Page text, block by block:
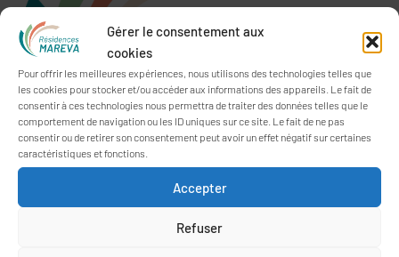
Gérer le consentement aux
cookies
Pour offrir les meilleures expériences, nous utilisons des technologies telles que
les cookies pour stocker et/ou accéder aux informations des appareils. Le fait de
consentir à ces technologies nous permettra de traiter des données telles que le
comportement de navigation ou les ID uniques sur ce site. Le fait de ne pas
consentir ou de retirer son consentement peut avoir un effet négatif sur certaines
caractéristiques et fonctions.
Accepter
Refuser